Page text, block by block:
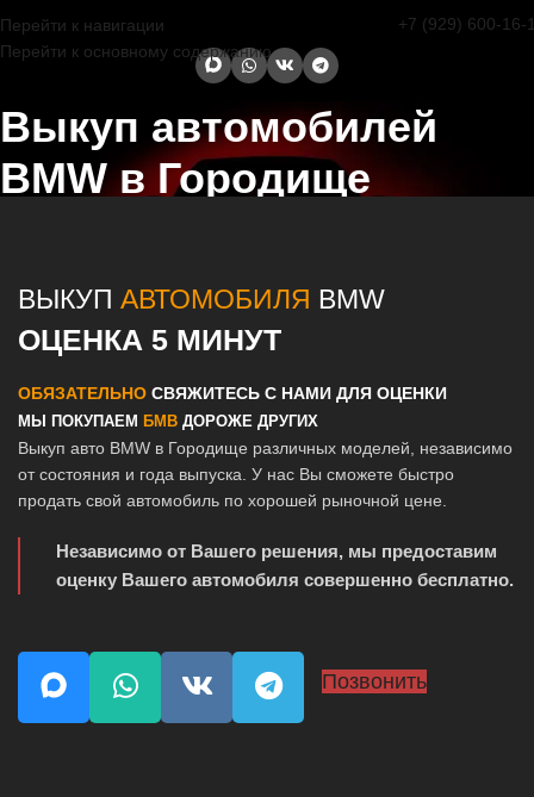
Перейти к навигации
Перейти к основному содержанию
+7 (929) 600-16-
Выкуп автомобилей
BMW в Городище
ВЫКУП АВТОМОБИЛЯ BMW
ОЦЕНКА 5 МИНУТ
ОБЯЗАТЕЛЬНО СВЯЖИТЕСЬ С НАМИ ДЛЯ ОЦЕНКИ
МЫ ПОКУПАЕМ БМВ ДОРОЖЕ ДРУГИХ
Выкуп авто BMW в Городище различных моделей, независимо
от состояния и года выпуска. У нас Вы сможете быстро
продать свой автомобиль по хорошей рыночной цене.
Независимо от Вашего решения, мы предоставим
оценку Вашего автомобиля совершенно бесплатно.
Позвонить